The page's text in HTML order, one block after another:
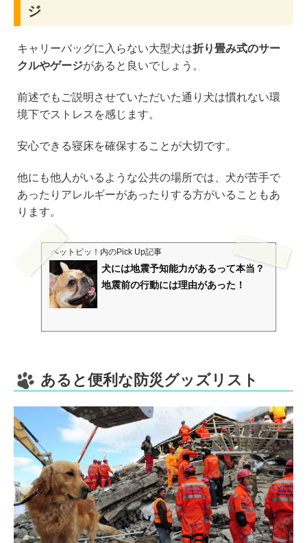
ジ
キャリーバッグに入らない大型犬は折り畳み式のサー
クルやゲージがあると良いでしょう。
前述でもご説明させていただいた通り犬は慣れない環
境下でストレスを感じます。
安心できる寝床を確保することが大切です。
他にも他人がいるような公共の場所では、犬が苦手で
あったりアレルギーがあったりする方がいることもあ
ります。
ペットピッ！ 内のPick Up記事
犬には地震予知能力があるって本当？
地震前の行動には理由があった！
あると便利な防災グッズリスト